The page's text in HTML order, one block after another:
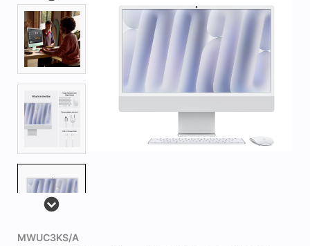
MWUC3KS/A